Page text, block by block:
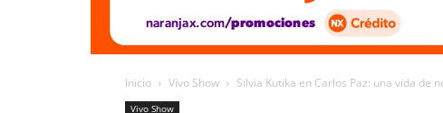
Inicio Vivo Show Silvia Kutika en Carlos Paz: una vida de
Vivo Show